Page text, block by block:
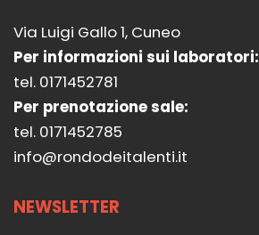
Via Luigi Gallo 1, Cuneo
Per informazioni sui laboratori:
tel. 0171452781
Per prenotazione sale:
tel. 0171452785
info@rondodeitalenti.it
NEWSLETTER